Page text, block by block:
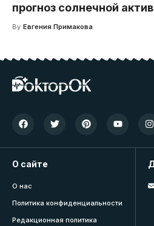
прогноз солнечной
By Евгения Примакова
О сайте
О нас
Политика конфиденциальности
Редакционная политика